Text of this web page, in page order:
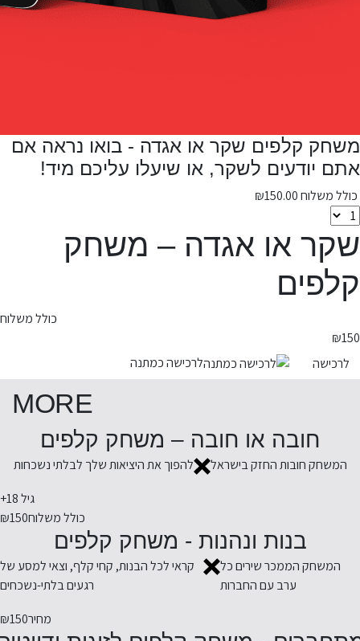
משחק קלפים שקר או אגדה - בואו נראה אם
אתם יודעים לשקר, או שיעלו עליכם מיד!
כולל משלוח ₪150.00
שקר או אגדה – משחק
קלפים
כולל משלוח
₪150
לרכישה
לרכישה כמתנה
MORE
חובה או חובה – משחק קלפים
המשחק חובות החזק בישראל
להפוך את היציאות שלך לבלתי נשכחות
גיל 18+
כולל משלוח₪150
בנות ונהנות - משחק קלפים
המשחק הממכר שירים כל
ערב עם החברות
קראי לכל הבנות, קחי קלף, וצאי למסע של
רגעים בלתי-נשכחים
מחיר₪150